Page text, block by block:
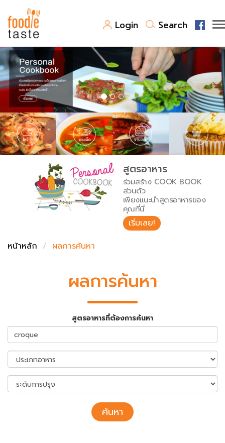
Login Search
สูตรอาหาร
สูตรอาหารล่าสุด
Top Foodie
พาไปชิม
สารพันก้นครัว
เคล็ดลับน่ารู้
เปรียบเทียบหน่วยการตวง
เปรียบเทียบอุณหภูมิ
เปรียบเทียบน้ำหนักวัตถุดิบ
FoodPedia
สร้าง Cookbook
สูตรอาหาร
ร่วมสร้าง COOK BOOK
ส่วนตัว
เพียงแนะนำสูตรอาหารของ
คุณที่นี่
เริ่มเลย!
หน้าหลัก
ผลการค้นหา
ผลการค้นหา
สูตรอาหารที่ต้องการค้นหา
ค้นหา